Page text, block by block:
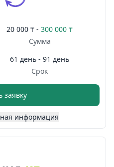
20 000 ₸ - 300 000 ₸
Сумма
61 день - 91 день
Срок
заявку
информация